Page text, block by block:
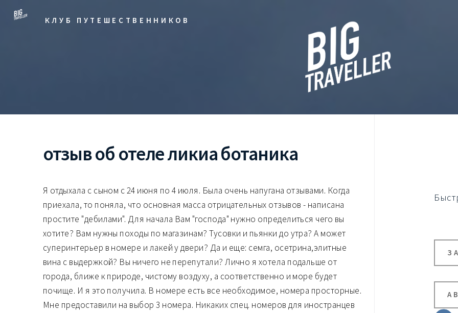
КЛУБ ПУТЕШЕСТВЕННИКОВ
отзыв об отеле ликиа ботаника
Я отдыхала с сыном с 24 июня по 4 июля. Была очень напугана отзывами. Когда
приехала, то поняла, что основная масса отрицательных отзывов - написана
простите "дебилами". Для начала Вам "господа" нужно определиться чего вы
хотите? Вам нужны походы по магазинам? Тусовки и пьянки до утра? А может
суперинтерьер в номере и лакей у двери? Да и еще: семга, осетрина,элитные
вина с выдержкой? Вы ничего не перепутали? Лично я хотела подальше от
города, ближе к природе, чистому воздуху, а соответственно и море будет
почище. И я это получила. В номере есть все необходимое, номера просторные.
Мне предоставили на выбор 3 номера. Никаких спец. номеров для иностранцев